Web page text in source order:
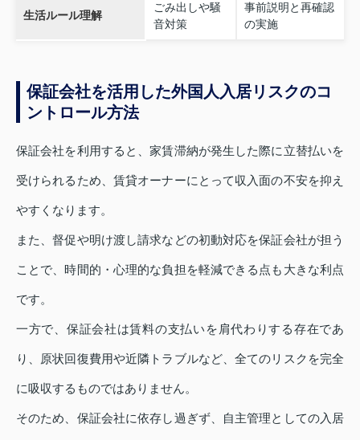
生活ルール理解
ごみ出しや騒
音対策
事前説明と再確認
の実施
保証会社を活用した外国人入居リスクのコ
ントロール方法
保証会社を利用すると、家賃滞納が発生した際に立替払いを
受けられるため、賃貸オーナーにとって収入面の不安を抑え
やすくなります。
また、督促や明け渡し請求などの初動対応を保証会社が担う
ことで、時間的・心理的な負担を軽減できる点も大きな利点
です。
一方で、保証会社は賃料の支払いを肩代わりする存在であ
り、原状回復費用や近隣トラブルなど、全てのリスクを完全
に吸収するものではありません。
そのため、保証会社に依存し過ぎず、自主管理としての入居